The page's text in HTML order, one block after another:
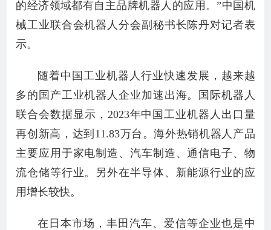
的经济领域都有自主品牌机器人的应用。”中国机
械工业联合会机器人分会副秘书长陈丹对记者表
示。
随着中国工业机器人行业快速发展，越来越
多的国产工业机器人企业加速出海。国际机器人
联合会数据显示，2023年中国工业机器人出口量
再创新高，达到11.83万台。海外热销机器人产品
主要应用于家电制造、汽车制造、通信电子、物
流仓储等行业。另外在半导体、新能源行业的应
用增长较快。
在日本市场，丰田汽车、爱信等企业也是中